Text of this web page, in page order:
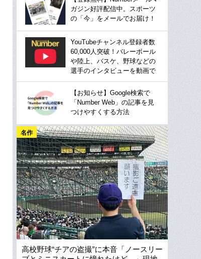
ガジン好評配信中。スポーツ
の「今」をメールでお届け！
YouTubeチャンネル登録者数
60,000人突破！バレーボール
や陸上、バスケ、野球などの
選手のインタビューを動画で
【お知らせ】Google検索で
「Number Web」の記事を見
つけやすくする方法
名作
高校野球“チアの盗撮”に本音「ノースリー